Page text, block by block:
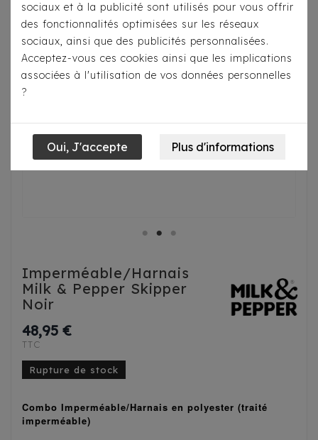
Imperméable/Harnais
Milk & Pepper Skipper
Noir
48,95 €
TTC
Rupture de stock
Combo Imperméable/Harnais en polyester (traité
imperméable)
sociaux et à la publicité sont utilisés pour vous offrir
des fonctionnalités optimisées sur les réseaux
sociaux, ainsi que des publicités personnalisées.
Acceptez-vous ces cookies ainsi que les implications
associées à l'utilisation de vos données personnelles
?